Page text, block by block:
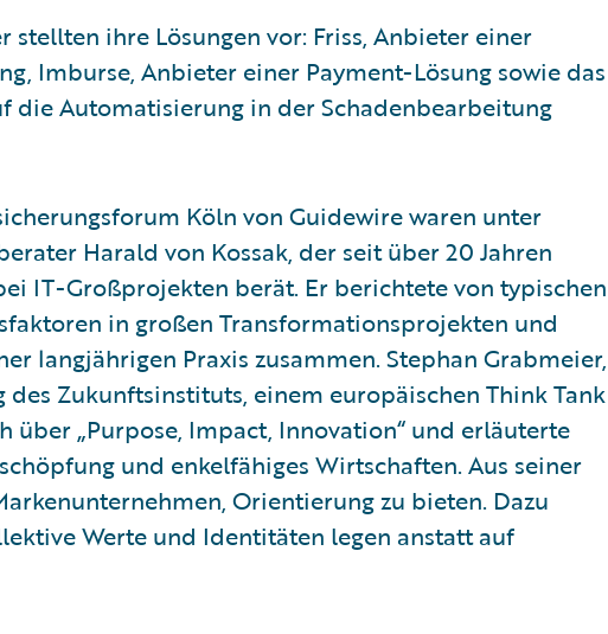
stellten ihre Lösungen vor: Friss, Anbieter einer
Imburse, Anbieter einer Payment-Lösung sowie das
die Automatisierung in der Schadenbearbeitung
Köln von Guidewire waren unter
Harald von Kossak, der seit über 20 Jahren
IT-Großprojekten berät. Er berichtete von typischen
in großen Transformationsprojekten und
langjährigen Praxis zusammen. Stephan Grabmeier,
Zukunftsinstituts, einem europäischen Think Tank
über „Purpose, Impact, Innovation“ und erläuterte
und enkelfähiges Wirtschaften. Aus seiner
Orientierung zu bieten. Dazu
Werte und Identitäten legen anstatt auf